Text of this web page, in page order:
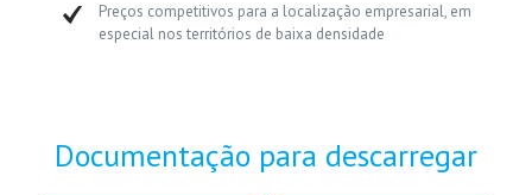
Preços competitivos para a localização empresarial, em
especial nos territórios de baixa densidade
Documentação para descarregar